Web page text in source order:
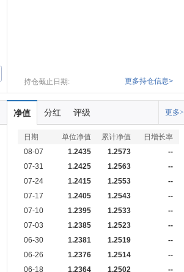
持仓截止日期: 更多持仓信息>
净值 分红 评级 更多>
日期 单位净值 累计净值
日增长率
08-07
1.2435 1.2573
--
07-31
1.2425 1.2563
--
07-24
1.2415 1.2553
--
07-17
1.2405 1.2543
--
07-10
1.2395 1.2533
--
07-03
1.2385 1.2523
--
06-30
1.2381 1.2519
--
06-26
1.2376 1.2514
--
06-18
1.2364 1.2502
--